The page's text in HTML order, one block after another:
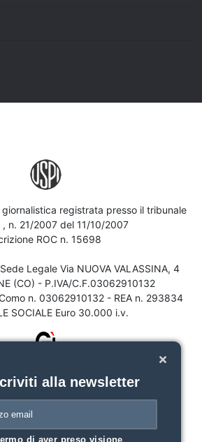
registrata presso il tribunale
, n. 21/2007 del 11/10/2007
ROC n. 15698
Legale Via NUOVA VALASSINA, 4
(CO) - P.IVA/C.F.03062910132
n. 03062910132 - REA n. 293834
SOCIALE Euro 30.000 i.v.
alla newsletter
di aver preso visione